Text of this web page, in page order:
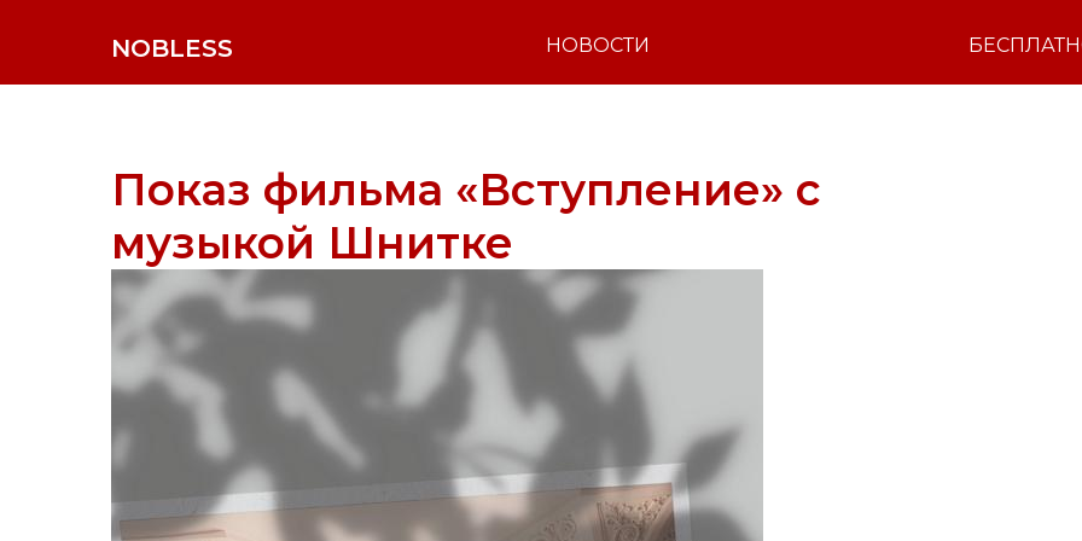
NOBLESS НОВОСТИ
Показ фильма «Вступление» с
музыкой Шнитке